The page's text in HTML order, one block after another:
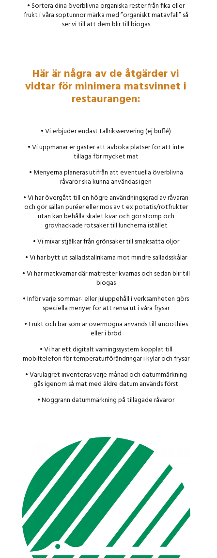
• Sortera dina överblivna organiska rester från fika eller
frukt i våra soptunnor märka med ”organiskt matavfall” så
ser vi till att dem blir till biogas
Här är några av de åtgärder vi
vidtar för minimera matsvinnet i
restaurangen:
• Vi erbjuder endast tallriksservering (ej buffé)
• Vi uppmanar er gäster att avboka platser för att inte
tillaga för mycket mat
• Menyerna planeras utifrån att eventuella överblivna
råvaror ska kunna användas igen
• Vi har övergått till en högre användningsgrad av råvaran
och gör sällan puréer eller mos av t ex potatis/rotfrukter
utan kan behålla skalet kvar och gör stomp och
grovhackade rotsaker till luncherna istället
• Vi mixar stjälkar från grönsaker till smaksatta oljor
• Vi har bytt ut salladstallrikarna mot mindre salladsskålar
• Vi har matkvarnar där matrester kvarnas och sedan blir till
biogas
• Inför varje sommar- eller juluppehåll i verksamheten görs
speciella menyer för att rensa ut i våra frysar
• Frukt och bär som är övermogna används till smoothies
eller i bröd
• Vi har ett digitalt varningssystem kopplat till
mobiltelefon för temperaturförändringar i kylar och frysar
• Varulagret inventeras varje månad och datummärkning
gås igenom så mat med äldre datum används först
• Noggrann datummärkning på tillagade råvaror